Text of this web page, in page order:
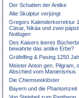
Der Schatten der Antike
Alte Skulptur verjüngt
Gregors Kalenderkorrektur
Cäsar, Nikäa und zwei
Notlügen
Des Kaisers leeres
bewahrte das antike Erbe?
Gräfelfing & Pasing 1250
Meister Anton gen. Pilgram,
Abschied vom Manierismus
Die Chiemseeklöster
Bayern und die Phantomzeit